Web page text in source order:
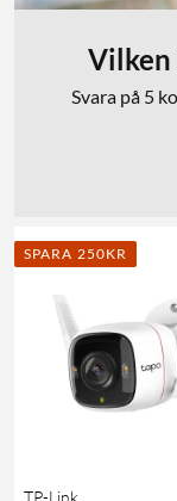
Vilken
Svara på 5
SPARA 250KR
TP-Link